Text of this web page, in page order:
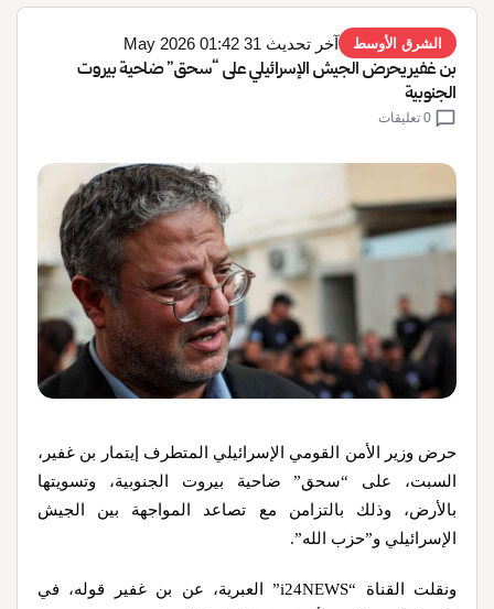
الشرق الأوسط آخر تحديث 31 May 2026 01:42
بن غفير يحرض الجيش الإسرائيلي على “سحق” ضاحية بيروت
الجنوبية
chat_bubble
حرض وزير الأمن القومي الإسرائيلي المتطرف إيتمار بن غفير،
السبت، على “سحق” ضاحية بيروت الجنوبية، وتسويتها
بالأرض، وذلك بالتزامن مع تصاعد المواجهة بين الجيش
الإسرائيلي و”حزب الله”.
ونقلت القناة “i24NEWS” العبرية، عن بن غفير قوله، في